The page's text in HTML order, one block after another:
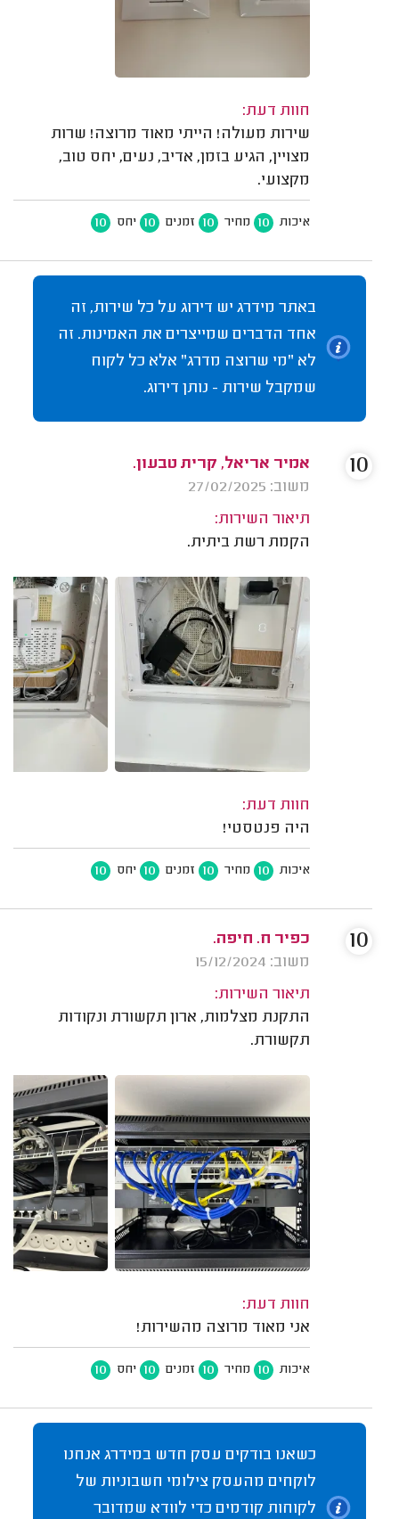
חוות דעת:
שירות מעולה! הייתי מאוד מרוצה! שרות
מצויין, הגיע בזמן, אדיב, נעים, יחס טוב,
מקצועי.
איכות 10 מחיר 10 זמנים 10 יחס 10
באתר מידרג יש דירוג על כל שירות, זה
אחד הדברים שמייצרים את האמינות. זה
לא "מי שרוצה מדרג" אלא כל לקוח
שמקבל שירות - נותן דירוג.
אמיר אריאל, קרית טבעון.
משוב: 27/02/2025
תיאור השירות:
הקמת רשת ביתית.
חוות דעת:
היה פנטסטי!
איכות 10 מחיר 10 זמנים 10 יחס 10
10
כפיר ח. חיפה.
משוב: 15/12/2024
תיאור השירות:
התקנת מצלמות, ארון תקשורת ונקודות
תקשורת.
חוות דעת:
אני מאוד מרוצה מהשירות!
איכות 10 מחיר 10 זמנים 10 יחס 10
10
כשאנו בודקים עסק חדש במידרג אנחנו
לוקחים מהעסק צילומי חשבוניות של
לקוחות קודמים כדי לוודא שמדובר